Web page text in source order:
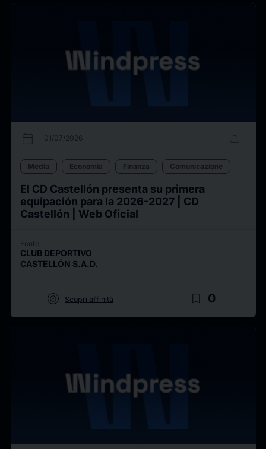
calendar_today 01/07/2026 upload
Media Economia Finanza Comunicazione
El CD Castellón presenta su primera
equipación para la 2026-2027 | CD
Castellón | Web Oficial
Fonte
CLUB DEPORTIVO
CASTELLÓN S.A.D.
target Scopri affinità bookmark_border 0